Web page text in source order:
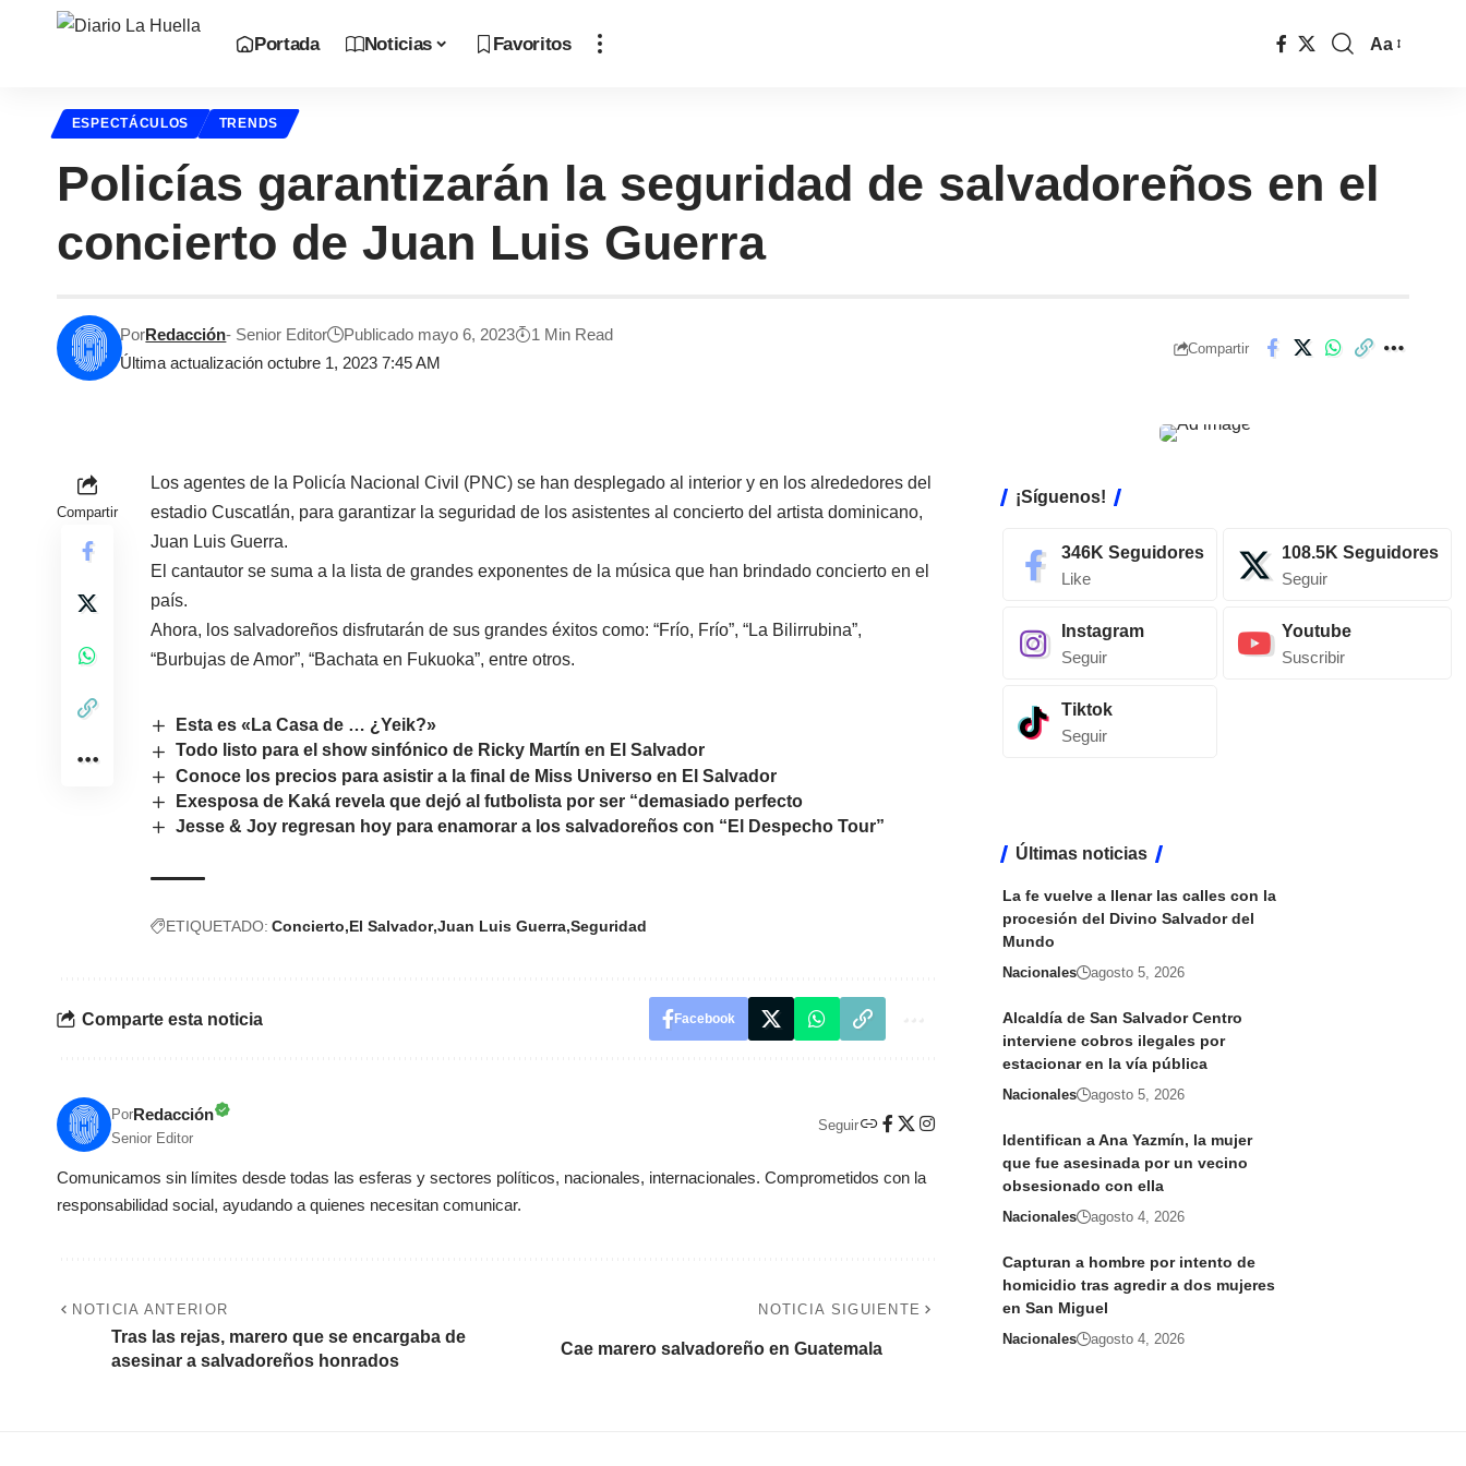
Portada Noticias Favoritos Aa
ESPECTÁCULOS TRENDS
Policías garantizarán la seguridad de salvadoreños en el
concierto de Juan Luis Guerra
Última actualización octubre 1, 2023 7:45 AM
PorRedacción- Senior Editor Publicado mayo 6, 2023 1 Min Read
Compartir
Compartir
Los agentes de la Policía Nacional Civil (PNC) se han desplegado al interior y en los alrededores del
estadio Cuscatlán, para garantizar la seguridad de los asistentes al concierto del artista dominicano,
Juan Luis Guerra.
El cantautor se suma a la lista de grandes exponentes de la música que han brindado concierto en el
país.
Ahora, los salvadoreños disfrutarán de sus grandes éxitos como: “Frío, Frío”, “La Bilirrubina”,
“Burbujas de Amor”, “Bachata en Fukuoka”, entre otros.
Esta es «La Casa de … ¿Yeik?»
Todo listo para el show sinfónico de Ricky Martín en El Salvador
Conoce los precios para asistir a la final de Miss Universo en El Salvador
Exesposa de Kaká revela que dejó al futbolista por ser “demasiado perfecto
Jesse & Joy regresan hoy para enamorar a los salvadoreños con “El Despecho Tour”
ETIQUETADO: Concierto El Salvador Juan Luis Guerra Seguridad
Comparte esta noticia Facebook
PorRedacción
Senior Editor
Seguir
Comunicamos sin límites desde todas las esferas y sectores políticos, nacionales, internacionales. Comprometidos con la
responsabilidad social, ayudando a quienes necesitan comunicar.
NOTICIA ANTERIOR
Tras las rejas, marero que se encargaba de
asesinar a salvadoreños honrados
NOTICIA SIGUIENTE
Cae marero salvadoreño en Guatemala
¡Síguenos!
346K Seguidores
Like
108.5K Seguidores
Seguir
Instagram
Seguir
Youtube
Suscribir
Tiktok
Seguir
Últimas noticias
La fe vuelve a llenar las calles con la
procesión del Divino Salvador del
Mundo
Nacionales agosto 5, 2026
Alcaldía de San Salvador Centro
interviene cobros ilegales por
estacionar en la vía pública
Nacionales agosto 5, 2026
Identifican a Ana Yazmín, la mujer
que fue asesinada por un vecino
obsesionado con ella
Nacionales agosto 4, 2026
Capturan a hombre por intento de
homicidio tras agredir a dos mujeres
en San Miguel
Nacionales agosto 4, 2026